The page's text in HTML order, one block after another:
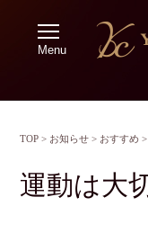
Menu
TOP > お知らせ > おすすめ
運動は大